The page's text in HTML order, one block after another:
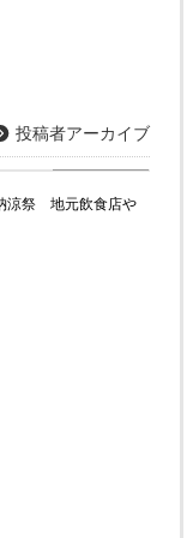
投稿者アーカイブ
涼祭 地元飲食店や